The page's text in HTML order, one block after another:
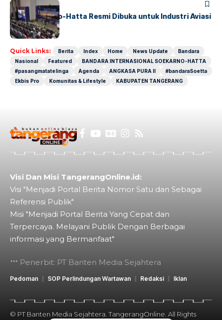
BANDARA BERITA
IALC Soekarno-Hatta Resmi Dibuka untuk Industri Aviasi
Dunia
Quick Links: Berita Index Home News Update
Bandara
Nasional
Featured
BANDARA INTERNASIONAL SOEKARNO-HATTA
#pasangmatatelinga
Agenda ANGKASA PURA II
#bandaraSoetta
Ekbis Pro
Komunitas & Lifestyle KABUPATEN TANGERANG
Visi Dan Misi TangerangOnline.id:
Visi "Menjadi Portal Berita Nomor Satu dan Sebagai
Referensi Publik"
Misi "Menjadi Portal Berita Yang Cepat dan
Terpercaya. Melayani Publik Dengan Berbagai
informasi yang Bermanfaat"
Penerbit: PT Banten Media Sejahtera
Pedoman SOP Perlindungan Wartawan Redaksi Iklan
© PT Banten Media Sejahtera. TangerangOnline. All Rights